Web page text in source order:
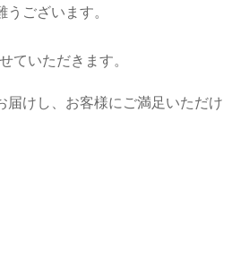
ございます。
ていただきます。
けし、お客様にご満足いただけ